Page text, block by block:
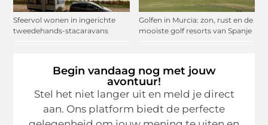
Sfeervol wonen in ingerichte
tweedehands-stacaravans
Golfen in Murcia: zon, rust en de
mooiste golf resorts van Spanje
Begin vandaag nog met jouw
avontuur!
Stel het niet langer uit en meld je direct
aan. Ons platform biedt de perfecte